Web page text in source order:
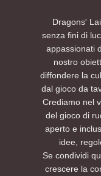
Dragons'
senza fini di
appassionati
nostro
diffondere la
dal gioco da
Crediamo nel
del gioco di
aperto e
idee,
Se condividi
crescere la